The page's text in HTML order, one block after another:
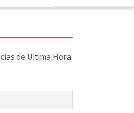
de Última Hora